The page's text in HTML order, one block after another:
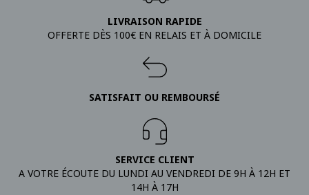
LIVRAISON RAPIDE
OFFERTE DÈS 100€ EN RELAIS ET À DOMICILE
SATISFAIT OU REMBOURSÉ
SERVICE CLIENT
A VOTRE ÉCOUTE DU LUNDI AU VENDREDI DE 9H À 12H ET
14H À 17H